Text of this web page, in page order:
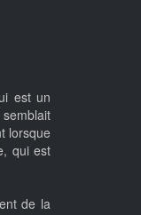
est un
lorsque
qui est
de la